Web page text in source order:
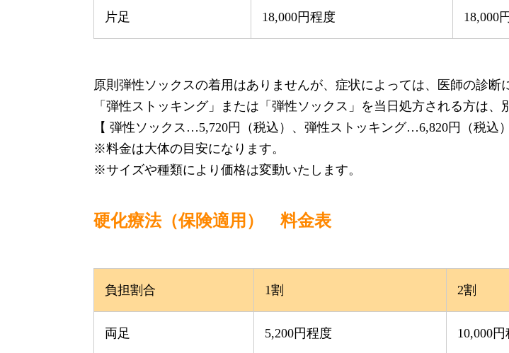
片足 18,000円程度 18,000
原則弾性ソックスの着用はありませんが、症状によっては、医師の診断
「弾性ストッキング」または「弾性ソックス」を当日処方される方は、
【 弾性ソックス…5,720円（税込）、弾性ストッキング…6,820円（税込）
※料金は大体の目安になります。
※サイズや種類により価格は変動いたします。
硬化療法（保険適用） 料金表
負担割合 1割 2割
両足 5,200円程度 10,000